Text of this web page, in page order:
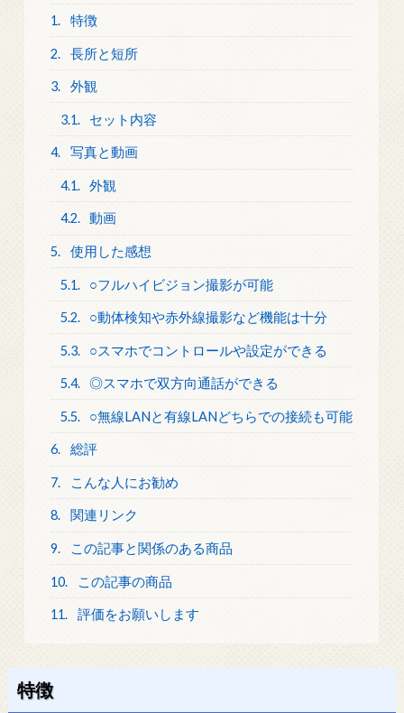
1. 特徴
2. 長所と短所
3. 外観
3.1. セット内容
4. 写真と動画
4.1. 外観
4.2. 動画
5. 使用した感想
5.1. ○フルハイビジョン撮影が可能
5.2. ○動体検知や赤外線撮影など機能は十分
5.3. ○スマホでコントロールや設定ができる
5.4. ◎スマホで双方向通話ができる
5.5. ○無線LANと有線LANどちらでの接続も可能
6. 総評
7. こんな人にお勧め
8. 関連リンク
9. この記事と関係のある商品
10. この記事の商品
11. 評価をお願いします
特徴